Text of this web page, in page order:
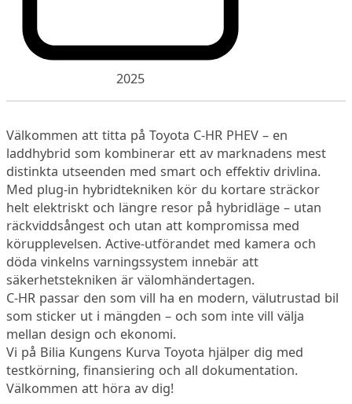
2025
Välkommen att titta på Toyota C-HR PHEV – en
laddhybrid som kombinerar ett av marknadens mest
distinkta utseenden med smart och effektiv drivlina.
Med plug-in hybridtekniken kör du kortare sträckor
helt elektriskt och längre resor på hybridläge – utan
räckviddsångest och utan att kompromissa med
körupplevelsen. Active-utförandet med kamera och
döda vinkelns varningssystem innebär att
säkerhetstekniken är välomhändertagen.
C-HR passar den som vill ha en modern, välutrustad bil
som sticker ut i mängden – och som inte vill välja
mellan design och ekonomi.
Vi på Bilia Kungens Kurva Toyota hjälper dig med
testkörning, finansiering och all dokumentation.
Välkommen att höra av dig!